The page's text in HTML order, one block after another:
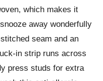
which makes it
away wonderfully
seam and an
in strip runs across
press studs for extra